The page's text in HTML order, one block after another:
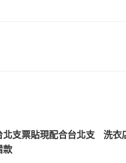
支票貼現配合台北支
款
洗衣